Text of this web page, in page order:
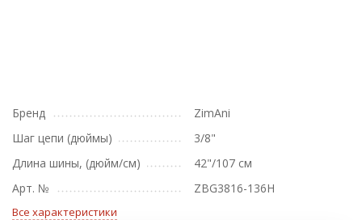
Бренд
ZimAni
Шаг цепи (дюймы)
3/8"
Длина шины, (дюйм/см)
42"/107 см
Арт. №
ZBG3816-136H
Все характеристики